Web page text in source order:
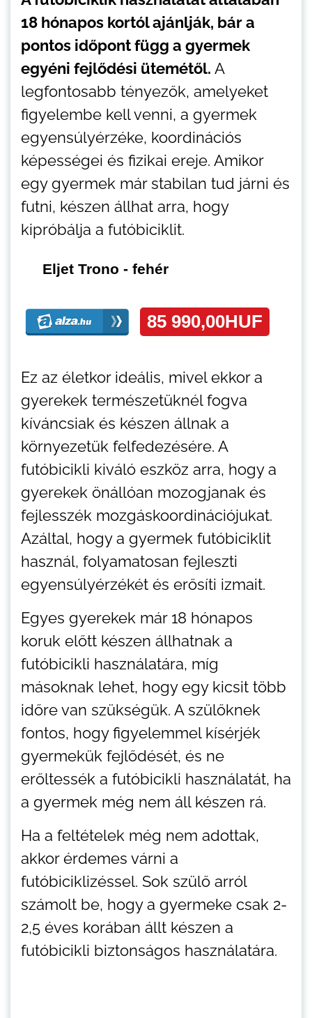
18 hónapos kortól ajánlják, bár a
pontos időpont függ a gyermek
egyéni fejlődési ütemétől. A
legfontosabb tényezők, amelyeket
figyelembe kell venni, a gyermek
egyensúlyérzéke, koordinációs
képességei és fizikai ereje. Amikor
egy gyermek már stabilan tud járni és
futni, készen állhat arra, hogy
kipróbálja a futóbiciklit.
Ez az életkor ideális, mivel ekkor a
gyerekek természetüknél fogva
kíváncsiak és készen állnak a
környezetük felfedezésére. A
futóbicikli kiváló eszköz arra, hogy a
gyerekek önállóan mozogjanak és
fejlesszék mozgáskoordinációjukat.
Azáltal, hogy a gyermek futóbiciklit
használ, folyamatosan fejleszti
egyensúlyérzékét és erősíti izmait.
Egyes gyerekek már 18 hónapos
koruk előtt készen állhatnak a
futóbicikli használatára, míg
másoknak lehet, hogy egy kicsit több
időre van szükségük. A szülőknek
fontos, hogy figyelemmel kísérjék
gyermekük fejlődését, és ne
erőltessék a futóbicikli használatát, ha
a gyermek még nem áll készen rá.
Ha a feltételek még nem adottak,
akkor érdemes várni a
futóbiciklizéssel. Sok szülő arról
számolt be, hogy a gyermeke csak 2-
2,5 éves korában állt készen a
futóbicikli biztonságos használatára.